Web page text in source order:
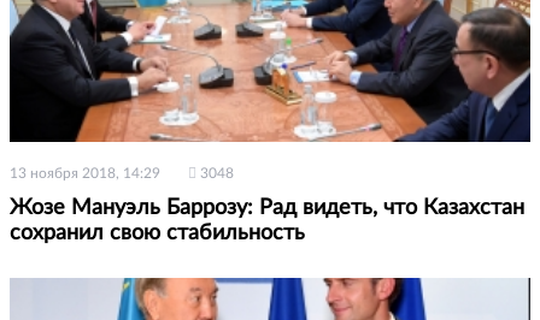
13 ноября 2018, 14:29 3048
Жозе Мануэль Баррозу: Рад видеть, что Казахстан
сохранил свою стабильность